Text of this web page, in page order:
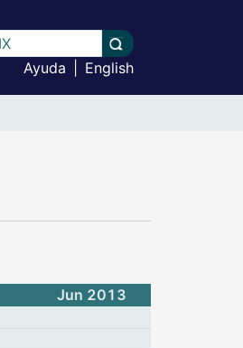
a buscar
Llevar a cabo la
Ayuda
English
Jun 2013